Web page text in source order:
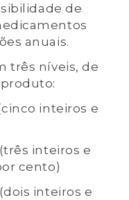
de
anuais.
três níveis, de
inteiros e
inteiros e
cento)
inteiros e